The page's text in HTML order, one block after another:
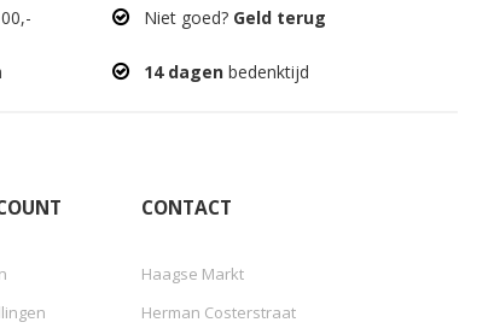
Niet goed? Geld terug
14 dagen bedenktijd
CONTACT
Haagse Markt
Herman Costerstraat